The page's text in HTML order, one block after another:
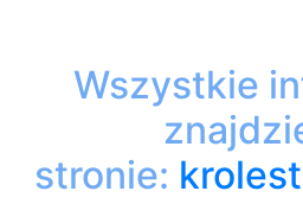
Wszystkie
stronie: